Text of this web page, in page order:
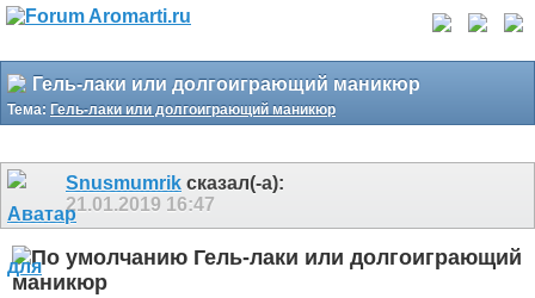
Гель-лаки или долгоиграющий маникюр
Тема: Гель-лаки или долгоиграющий маникюр
Snusmumrik сказал(-а):
21.01.2019 16:47
Гель-лаки или долгоиграющий
маникюр